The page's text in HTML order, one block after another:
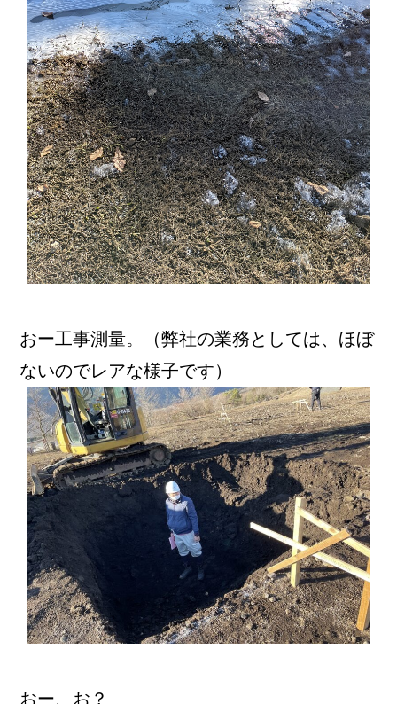
おー工事測量。（弊社の業務としては、ほぼ
ないのでレアな様子です）
おー、お？